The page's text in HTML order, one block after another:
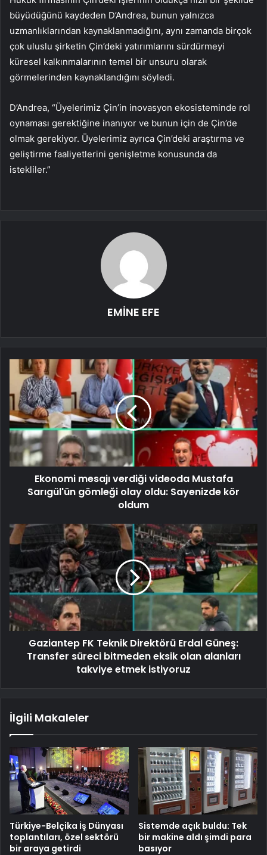
büyüdüğünü kaydeden D’Andrea, bunun yalnızca
uzmanlıklarından kaynaklanmadığını, aynı zamanda birçok
çok uluslu şirketin Çin’deki yatırımlarını sürdürmeyi
küresel kalkınmalarının temel bir unsuru olarak
görmelerinden kaynaklandığını söyledi.
D’Andrea, “Üyelerimiz Çin’in inovasyon ekosisteminde rol
oynaması gerektiğine inanıyor ve bunun için de Çin’de
olmak gerekiyor. Üyelerimiz ayrıca Çin’deki araştırma ve
geliştirme faaliyetlerini genişletme konusunda da
istekliler.”
EMİNE EFE
Ekonomi mesajı verdiği videoda Mustafa
Sarıgül'ün gömleği olay oldu: Sayenizde kör
oldum
Gaziantep FK Teknik Direktörü Erdal Güneş:
Transfer süreci bitmeden eksik olan alanları
takviye etmek istiyoruz
İlgili Makaleler
Türkiye-Belçika İş Dünyası
toplantıları, özel sektörü
bir araya getirdi
Sistemde açık buldu: Tek
bir makine aldı şimdi para
basıyor